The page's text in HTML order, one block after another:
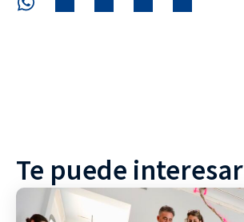
Te puede interesar